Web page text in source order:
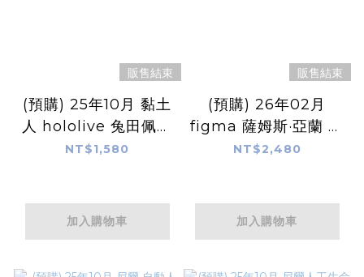
販售結束
(預購) 25年10月 黏土
人 hololive 兔田佩克
拉 私下服裝Ver.
NT$1,580
加入購物車
販售結束
(預購) 26年02月
figma 薩姆斯·亞蘭 究
極3 Ver.
NT$2,480
加入購物車